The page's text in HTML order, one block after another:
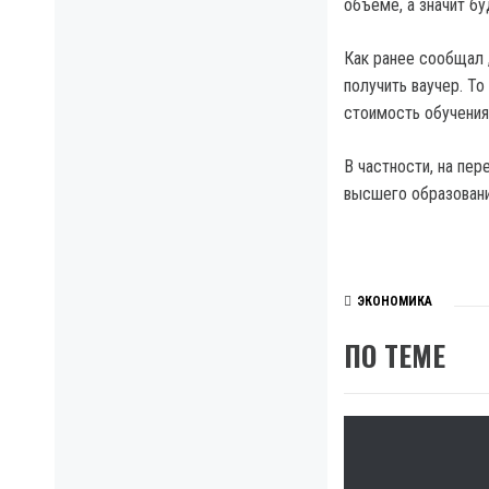
объеме, а значит
Как ранее сообщал
получить ваучер.
стоимость
В частности, на
высшего
ЭКОНОМИКА
ПО ТЕМЕ